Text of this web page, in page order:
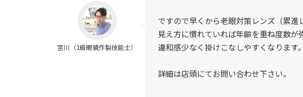
宮川（1級眼鏡作製技能士）
ですので早くから老眼対策レンズ（累進
見え方に慣れていれば年齢を重ね度数が
違和感少なく掛けこなしやすくなります。
詳細は店頭にてお問い合わせ下さい。